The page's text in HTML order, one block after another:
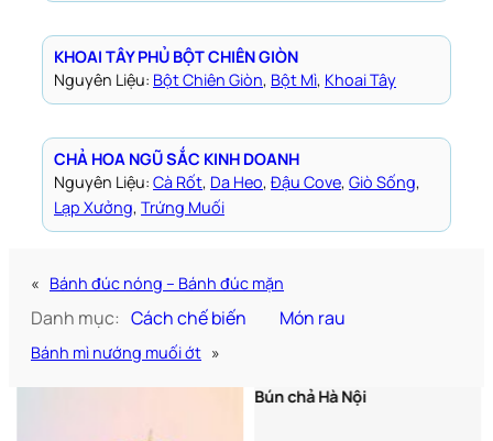
KHOAI TÂY PHỦ BỘT CHIÊN GIÒN
Nguyên Liệu: Bột Chiên Giòn, Bột Mì, Khoai Tây
CHẢ HOA NGŨ SẮC KINH DOANH
Nguyên Liệu: Cà Rốt, Da Heo, Đậu Cove, Giò Sống
Lạp Xưởng, Trứng Muối
« Bánh đúc nóng – Bánh đúc mặn
Danh mục: Cách chế biến Món rau
Bánh mì nướng muối ớt »
Bún chả Hà Nội